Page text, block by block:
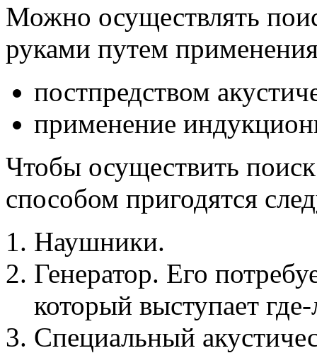
Можно осуществлять
руками путем
постпредством
применение
Чтобы осуществить
способом пригодятся
Наушники.
Генератор. Его
который выступает
Специальный